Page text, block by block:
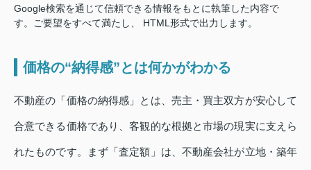
Google検索を通じて信頼できる情報をもとに執筆した内容で
す。ご要望をすべて満たし、 HTML形式で出力します。
価格の“納得感”とは何かがわかる
不動産の「価格の納得感」とは、売主・買主双方が安心して
合意できる価格であり、客観的な根拠と市場の現実に支えら
れたものです。まず「査定額」は、不動産会社が立地・築年